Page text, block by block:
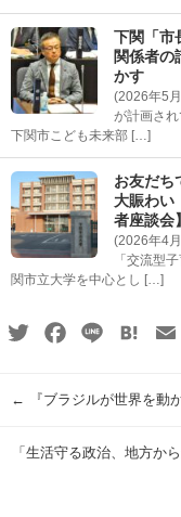
下関「市
関係者
かす
(2026年5
が計画され
下関市こども未来部 […]
お友だ
大賑わ
者座談会】
(2026年4
「交流型
関市立大学を中心とし […]
TwitterFacebook
Line
← 『ブラジルが世界を
「生活守る政治、地方